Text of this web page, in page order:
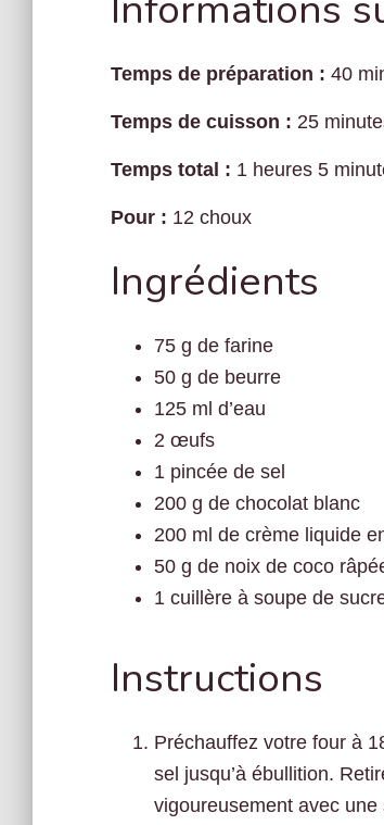
Temps de préparation : 40
Temps de cuisson : 25
Temps total : 1 heures 5
Pour : 12 choux
Ingrédients
75 g de farine
50 g de beurre
125 ml d’eau
2 œufs
1 pincée de sel
200 g de chocolat blanc
200 ml de crème liquide
50 g de noix de coco
1 cuillère à soupe de
Instructions
Préchauffez votre four à
sel jusqu’à ébullition.
vigoureusement avec